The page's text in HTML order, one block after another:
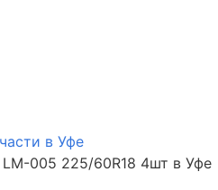
в Уфе
005 225/60R18 4шт в Уфе